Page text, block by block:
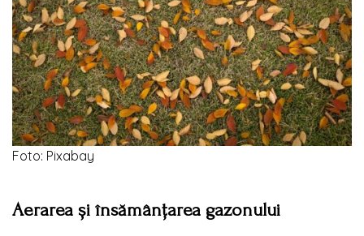
Foto: Pixabay
Aerarea și însămânțarea gazonului